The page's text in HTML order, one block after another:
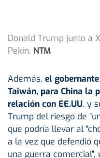
Donald Trump junto a
Pekín. NTM
Además, el
Taiwán, para China la
relación con EE.UU. y
Trump del riesgo de
que podría llevar al
a la vez que defendió
una guerra comercial",